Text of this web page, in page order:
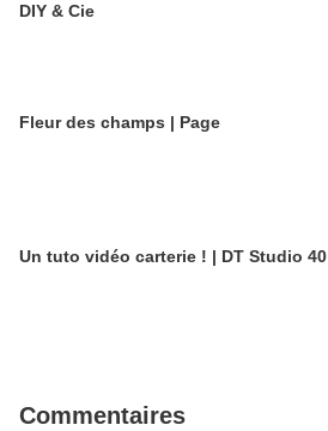
DIY & Cie
Fleur des champs | Page
Un tuto vidéo carterie ! | DT Studio 40
Commentaires